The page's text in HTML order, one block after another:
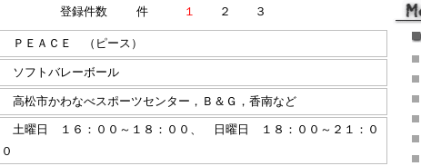
登録件数 件 １ ２ ３
ＰＥＡＣＥ （ピース）
ソフトバレーボール
高松市かわなべスポーツセンター，Ｂ＆Ｇ，香南など
土曜日 １６：００～１８：００、 日曜日 １８：００～２１：０
０